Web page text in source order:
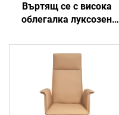
Въртящ се с висока
облегалка луксозен
Boss Mesh Staff Task
Ергономично
компютърно бюро
Мрежест офис стол